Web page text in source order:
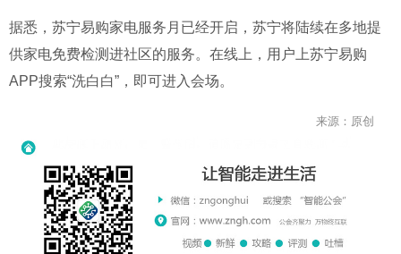
据悉，苏宁易购家电服务月已经开启，苏宁将陆续在多地提
供家电免费检测进社区的服务。在线上，用户上苏宁易购
APP搜索“洗白白”，即可进入会场。
来源：原创